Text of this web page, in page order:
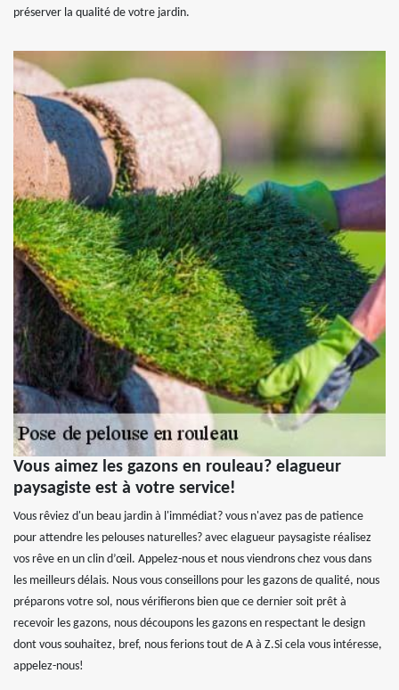
préserver la qualité de votre jardin.
Vous aimez les gazons en rouleau? elagueur
paysagiste est à votre service!
Vous rêviez d'un beau jardin à l'immédiat? vous n'avez pas de patience
pour attendre les pelouses naturelles? avec elagueur paysagiste réalisez
vos rêve en un clin d’œil. Appelez-nous et nous viendrons chez vous dans
les meilleurs délais. Nous vous conseillons pour les gazons de qualité, nous
préparons votre sol, nous vérifierons bien que ce dernier soit prêt à
recevoir les gazons, nous découpons les gazons en respectant le design
dont vous souhaitez, bref, nous ferions tout de A à Z.Si cela vous intéresse,
appelez-nous!